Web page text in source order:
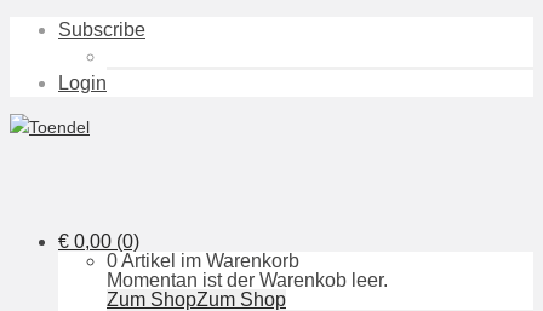
Subscribe
Login
€ 0,00 (0)
0 Artikel im Warenkorb
Momentan ist der Warenkob leer.
Zum ShopZum Shop